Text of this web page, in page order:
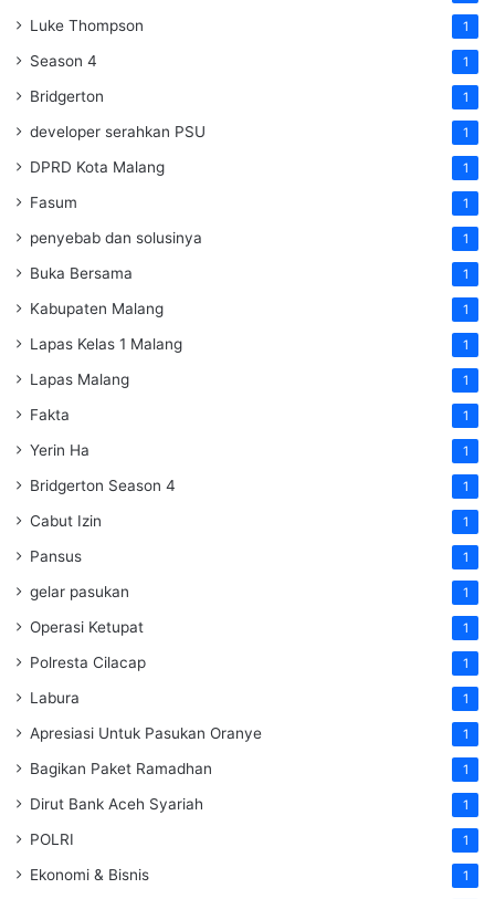
Luke Thompson 1
Season 4 1
Bridgerton 1
developer serahkan PSU 1
DPRD Kota Malang 1
Fasum 1
penyebab dan solusinya 1
Buka Bersama 1
Kabupaten Malang 1
Lapas Kelas 1 Malang 1
Lapas Malang 1
Fakta 1
Yerin Ha 1
Bridgerton Season 4 1
Cabut Izin 1
Pansus 1
gelar pasukan 1
Operasi Ketupat 1
Polresta Cilacap 1
Labura 1
Apresiasi Untuk Pasukan Oranye 1
Bagikan Paket Ramadhan 1
Dirut Bank Aceh Syariah 1
POLRI 1
Ekonomi & Bisnis 1